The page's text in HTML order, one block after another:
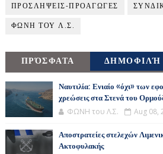
ΠΡΟΣΛΗΨΕΙΣ-ΠΡΟΑΓΩΓΕΣ
ΦΩΝΗ ΤΟΥ Λ.Σ.
ΠΡΌΣΦΑΤΑ ΔΗΜΟΦΙΛΉ
Ναυτιλία: Ενιαίο «όχι» των
χρεώσεις στα Στενά του
ΦΩΝΗ του Λ.Σ. Aug 08,
Αποστρατείες στελεχών
Ακτοφυλακής